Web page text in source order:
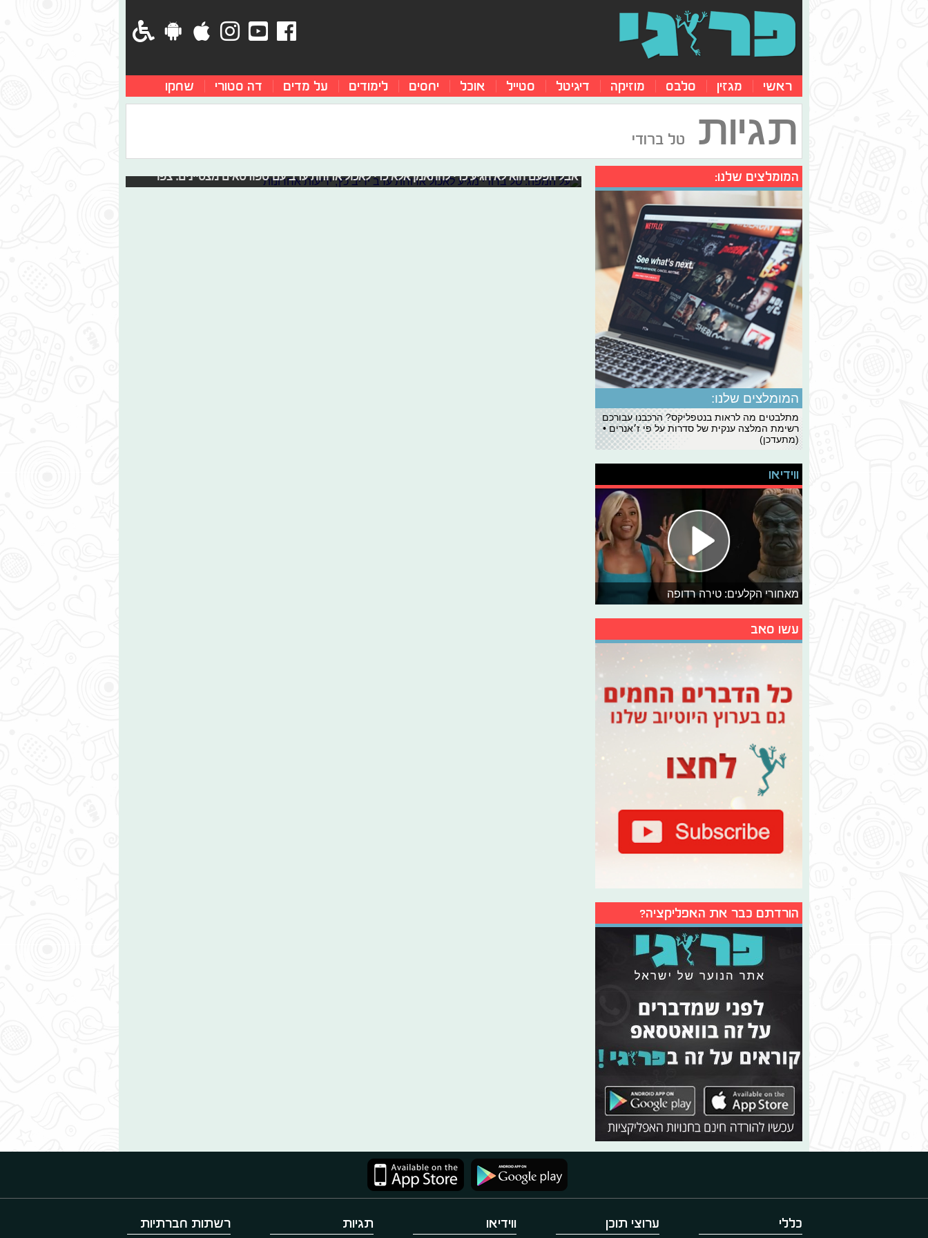
ראשי מגזין סלבס מוזיקה דיגיטל סטייל אוכל יחסים לימודים על מדים דה סטורי שחקו
תגיות טל ברודי
אבל הפעם הוא לא הגיע כדי להתאמן אלא כדי לאכול ארוחת ערב עם ספורטאים מצטיינים. צפו
המומלצים שלנו:
המומלצים שלנו:
מתלבטים מה לראות בנטפליקס? הרכבנו עבורכם
רשימת המלצה ענקית של סדרות על פי ז׳אנרים •
(מתעדכן)
ווידיאו
מאחורי הקלעים: טירה רדופה
עשו סאב
הורדתם כבר את האפליקציה?
כללי ערוצי תוכן ווידיאו תגיות רשתות חברתיות